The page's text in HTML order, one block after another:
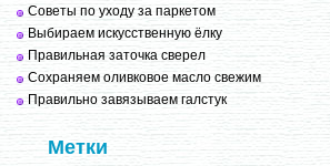
Советы по уходу за паркетом
Выбираем искусственную ёлку
Правильная заточка сверел
Сохраняем оливковое масло свежим
Правильно завязываем галстук
Метки